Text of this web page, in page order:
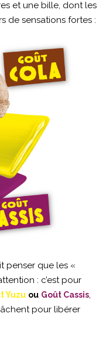
et une bille, dont les
de sensations fortes :
penser que les «
: c’est pour
Yuzu ou Goût Cassis,
pour libérer